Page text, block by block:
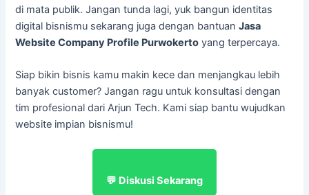
di mata publik. Jangan tunda lagi, yuk bangun identitas
digital bisnismu sekarang juga dengan bantuanJasa
Website Company Profile Purwokerto yang terpercaya.
Siap bikin bisnis kamu makin kece dan menjangkau lebih
banyak customer? Jangan ragu untuk konsultasi dengan
tim profesional dari Arjun Tech. Kami siap bantu wujudkan
website impian bisnismu!
💬 Diskusi Sekarang